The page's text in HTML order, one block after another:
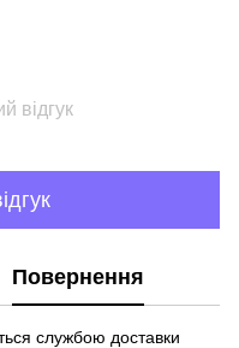
відгук
Повернення
службою доставки